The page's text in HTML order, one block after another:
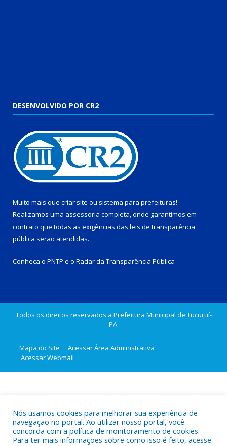
DESENVOLVIDO POR CR2
Muito mais que criar site ou sistema para prefeituras!
Realizamos uma assessoria completa, onde garantimos em
contrato que todas as exigências das leis de transparência
pública serão atendidas.
Conheça o PNTP e o Radar da Transparência Pública
Todos os direitos reservados a Prefeitura Municipal de Tucuruí-
PA.
Mapa do Site
Acessar Área Administrativa
Acessar Webmail
Nós usamos cookies para melhorar sua experiência de
navegação no portal. Ao utilizar nosso portal, você
concorda com a política de monitoramento de cookies.
Para ter mais informações sobre como isso é feito, acesse